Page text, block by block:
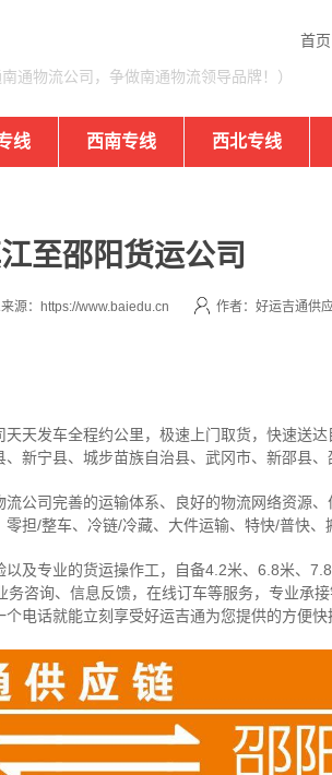
首页
南通物流公司，争做南通物流领导品牌！）
线 西南专线 西北专线
至邵阳货运公司
源：https://www.baiedu.cn 作者：好运吉通供
天天发车全程约公里， 极速上门取货，快速送
新宁县、城步苗族自治县、武冈市、新邵县、
公司完善的运输体系、良好的物流网络资源
零担/整车、冷链/冷藏、大件运输、特快/普快、
以及专业的货运操作工，自备4.2米、6.8米、
咨询、信息反馈，在线订车等服务， 专业承
个电话就能立刻享受好运吉通为您提供的方便快